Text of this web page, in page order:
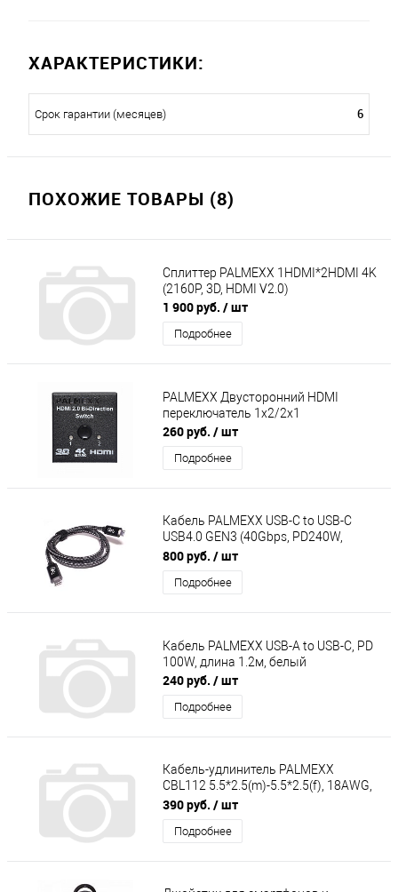
ХАРАКТЕРИСТИКИ:
Срок гарантии (месяцев) 6
ПОХОЖИЕ ТОВАРЫ (8)
Сплиттер PALMEXX 1HDMI*2HDMI 4K
(2160P, 3D, HDMI V2.0)
1 900 руб. / шт
Подробнее
PALMEXX Двусторонний HDMI
переключатель 1x2/2x1
260 руб. / шт
Подробнее
Кабель PALMEXX USB-C to USB-C
USB4.0 GEN3 (40Gbps, PD240W,
8K@60Hz), длина 1м
800 руб. / шт
Подробнее
Кабель PALMEXX USB-A to USB-C, PD
100W, длина 1.2м, белый
240 руб. / шт
Подробнее
Кабель-удлинитель PALMEXX
CBL112 5.5*2.5(m)-5.5*2.5(f), 18AWG,
120W, 5м
390 руб. / шт
Подробнее